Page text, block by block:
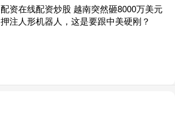
配资在线配资炒股 越南突然砸8000万美元
押注人形机器人，这是要跟中美硬刚？